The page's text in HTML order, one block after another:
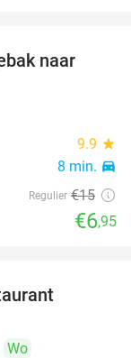
naar
9.9 star
8 min. directions_car
Regulier €15
€6,95
Wo